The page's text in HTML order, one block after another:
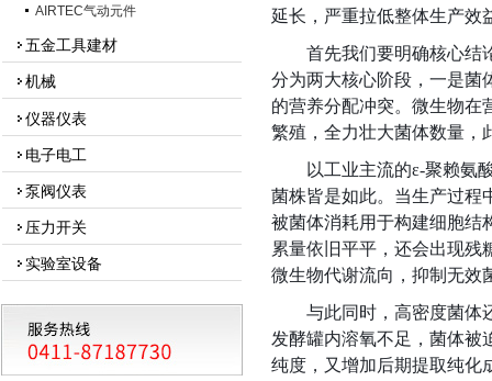
AIRTEC气动元件
五金工具建材
机械
仪器仪表
电子电工
泵阀仪表
压力开关
实验室设备
延长，严重拉低整体生产效
首先我们要明确核心结
分为两大核心阶段，一是菌
的营养分配冲突。微生物在
繁殖，全力壮大菌体数量，
以工业主流的ε-聚赖氨
菌株皆是如此。当生产过程
被菌体消耗用于构建细胞结
累量依旧平平，还会出现残
微生物代谢流向，抑制无效
与此同时，高密度菌体
发酵罐内溶氧不足，菌体被
纯度，又增加后期提取纯化